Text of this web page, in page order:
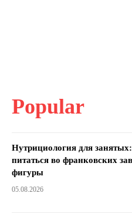
Popular
Нутрициология для
питаться во франковских
фигуры
05.08.2026